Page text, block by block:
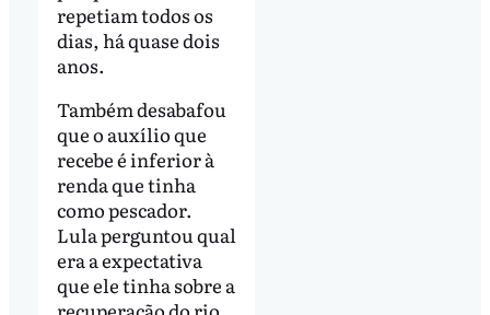
repetiam todos os
dias, há quase dois
anos.
Também desabafou
que o auxílio que
recebe é inferior à
renda que tinha
como pescador.
Lula perguntou qual
era a expectativa
que ele tinha sobre a